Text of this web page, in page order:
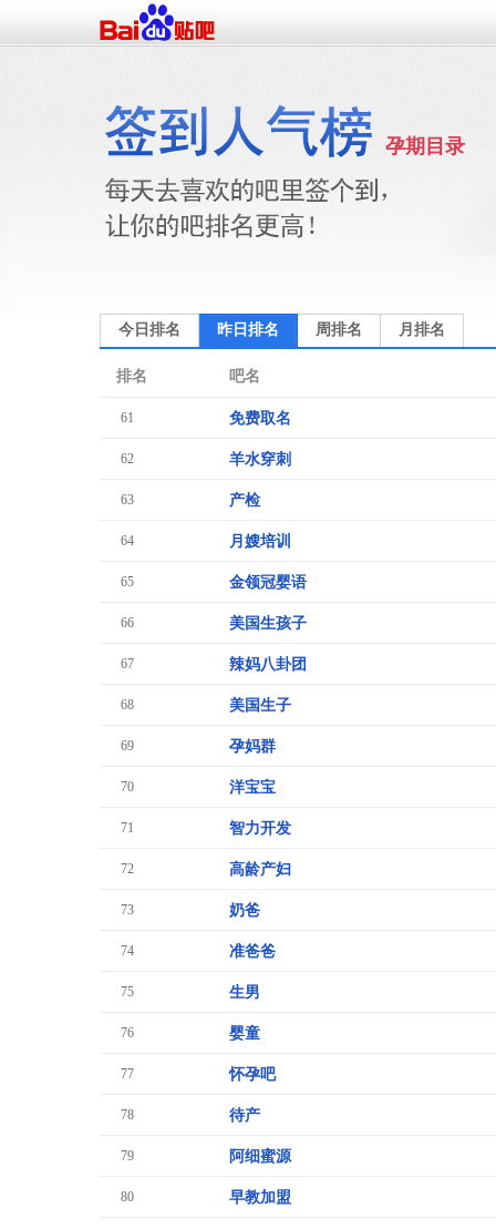
孕期目录
今日排名 昨日排名 周排名 月排名
排名 吧名
61 免费取名
62 羊水穿刺
63 产检
64 月嫂培训
65 金领冠婴语
66 美国生孩子
67 辣妈八卦团
68 美国生子
69 孕妈群
70 洋宝宝
71 智力开发
72 高龄产妇
73 奶爸
74 准爸爸
75 生男
76 婴童
77 怀孕吧
78 待产
79 阿细蜜源
80 早教加盟